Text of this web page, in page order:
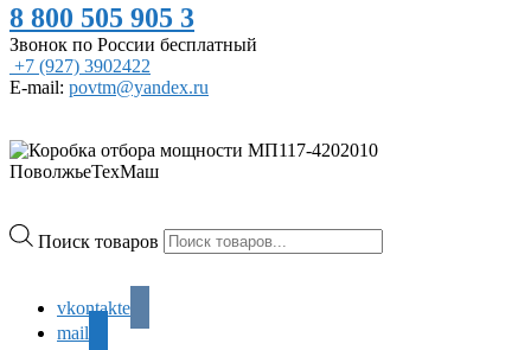
8 800 505 905 3
Звонок по России бесплатный
+7 (927) 3902422
E-mail: povtm@yandex.ru
Поиск товаров
vkontakte
mail